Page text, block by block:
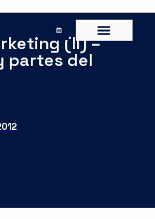
(II) –
partes del